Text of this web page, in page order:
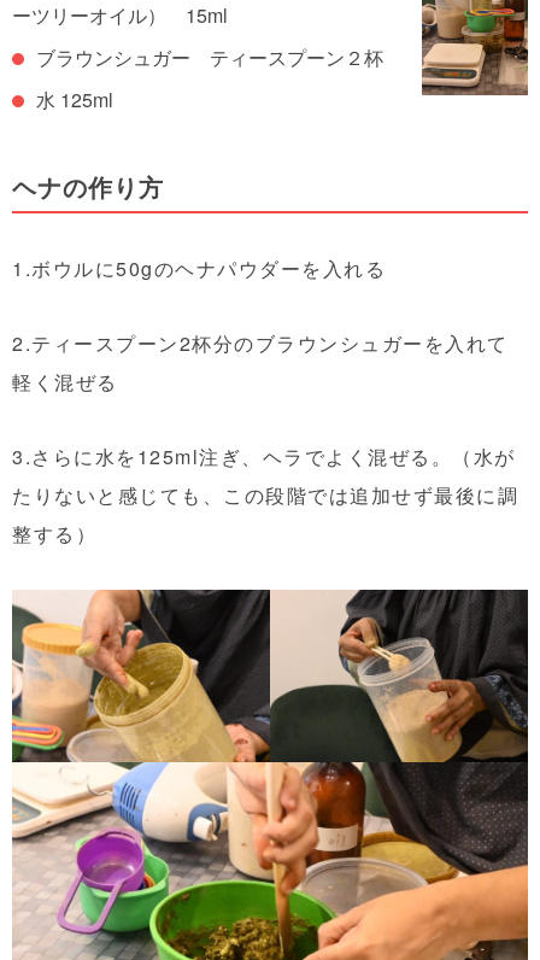
ーツリーオイル） 15ml
ブラウンシュガー ティースプーン２杯
水 125ml
ヘナの作り方
1.ボウルに50gのヘナパウダーを入れる
2.ティースプーン2杯分のブラウンシュガーを入れて
軽く混ぜる
3.さらに水を125ml注ぎ、ヘラでよく混ぜる。（水が
たりないと感じても、この段階では追加せず最後に調
整する）